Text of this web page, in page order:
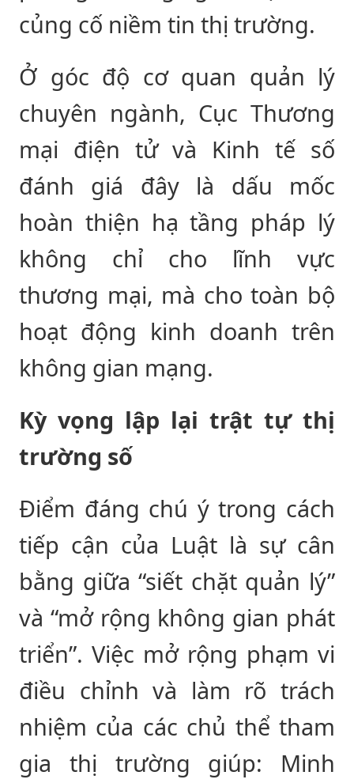
củng cố niềm tin thị trường.
Ở góc độ cơ quan quản lý
chuyên ngành, Cục Thương
mại điện tử và Kinh tế số
đánh giá đây là dấu mốc
hoàn thiện hạ tầng pháp lý
không chỉ cho lĩnh vực
thương mại, mà cho toàn bộ
hoạt động kinh doanh trên
không gian mạng.
Kỳ vọng lập lại trật tự thị
trường số
Điểm đáng chú ý trong cách
tiếp cận của Luật là sự cân
bằng giữa “siết chặt quản lý”
và “mở rộng không gian phát
triển”. Việc mở rộng phạm vi
điều chỉnh và làm rõ trách
nhiệm của các chủ thể tham
gia thị trường giúp: Minh